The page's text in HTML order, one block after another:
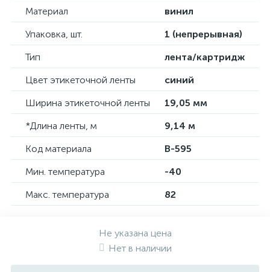
Материал
винил
Упаковка, шт.
1 (непрерывная)
Тип
лента/картридж
Цвет этикеточной ленты
синий
Ширина этикеточной ленты
19,05 мм
*Длина ленты, м
9,14 м
Код материала
B-595
Мин. температура
-40
Макс. температура
82
Не указана цена
Нет в наличии